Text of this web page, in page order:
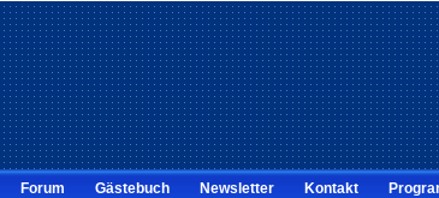
Forum Gästebuch Newsletter Kontakt